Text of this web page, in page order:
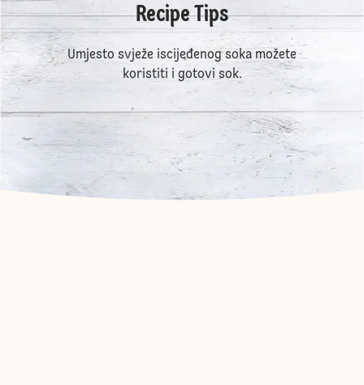
Recipe Tips
Umjesto svježe iscijeđenog soka možete
koristiti i gotovi sok.